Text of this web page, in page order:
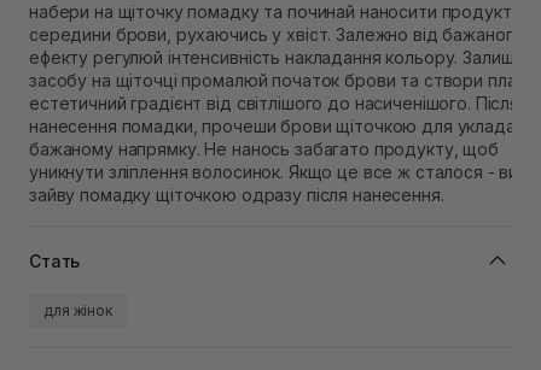
набери на щіточку помадку та починай наносити продукт з
середини брови, рухаючись у хвіст. Залежно від бажаного
ефекту регулюй інтенсивність накладання кольору.
засобу на щіточці промалюй початок брови та створи
естетичний градієнт від світлішого до насиченішого. Після
нанесення помадки, прочеши брови щіточкою для
бажаному напрямку. Не нанось забагато продукту, щоб
уникнути зліплення волосинок. Якщо це все ж сталося -
зайву помадку щіточкою одразу після нанесення.
Стать
для жінок